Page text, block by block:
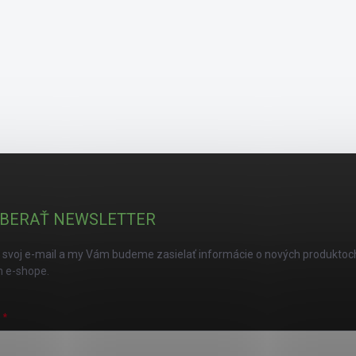
NEWSLETTER
svoj e-mail a my Vám budeme zasielať informácie o nových
e-shope.